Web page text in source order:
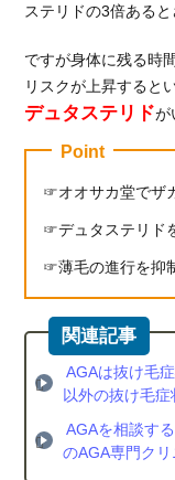
する
め、
専門
クリ
クの
がお
すす
ーロ
等の
AGA
治療
薬を
処方
ステリドの3倍あると
ですが身体に残る時
リスクが上昇すると
デュタステリドが
Point
オオサカ堂でザ
デュタステリド
薄毛の進行を抑
AGAは抜け毛
以外の抜け毛症
AGAを相談す
のAGA専門クリ